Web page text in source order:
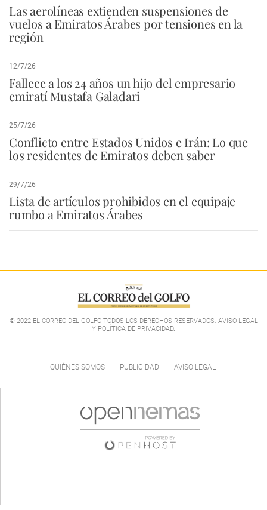
Las aerolíneas extienden suspensiones de
vuelos a Emiratos Árabes por tensiones en la
región
12/7/26
Fallece a los 24 años un hijo del empresario
emiratí Mustafa Galadari
25/7/26
Conflicto entre Estados Unidos e Irán: Lo que
los residentes de Emiratos deben saber
29/7/26
Lista de artículos prohibidos en el equipaje
rumbo a Emiratos Árabes
© 2022 EL CORREO DEL GOLFO TODOS LOS DERECHOS RESERVADOS. AVISO LEGAL
Y POLÍTICA DE PRIVACIDAD.
QUIÉNES SOMOS PUBLICIDAD AVISO LEGAL